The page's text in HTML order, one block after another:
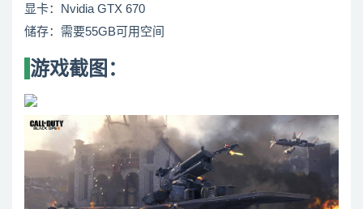
显卡：Nvidia GTX 670
储存：需要55GB可用空间
游戏截图：